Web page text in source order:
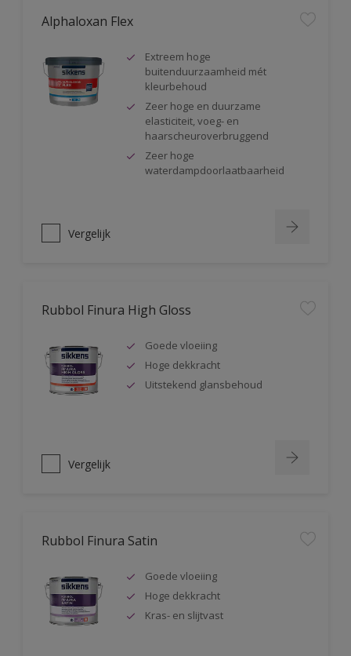
Alphaloxan Flex
Extreem hoge
buitenduurzaamheid mét
kleurbehoud
Zeer hoge en duurzame
elasticiteit, voeg- en
haarscheuroverbruggend
Zeer hoge
waterdampdoorlaatbaarheid
Vergelijk
Rubbol Finura High Gloss
Goede vloeiing
Hoge dekkracht
Uitstekend glansbehoud
Vergelijk
Rubbol Finura Satin
Goede vloeiing
Hoge dekkracht
Kras- en slijtvast